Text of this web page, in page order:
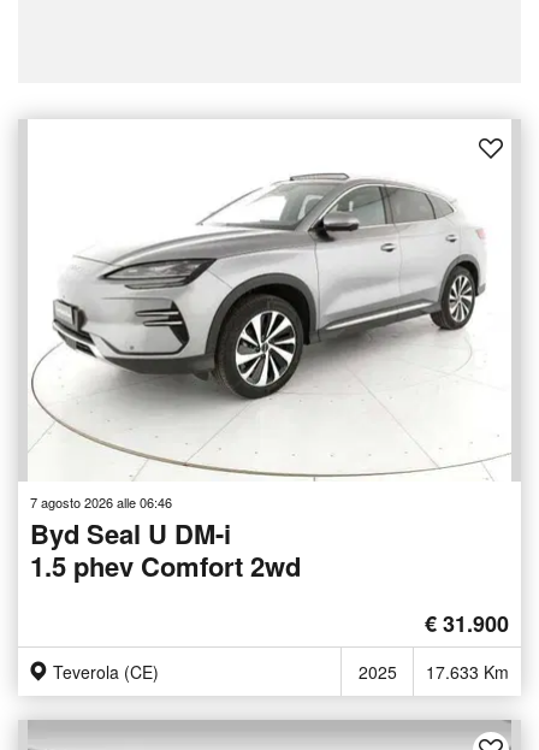
7 agosto 2026 alle 06:46
Byd Seal U DM-i
1.5 phev Comfort 2wd
€ 31.900
Teverola (CE) 2025 17.633 Km